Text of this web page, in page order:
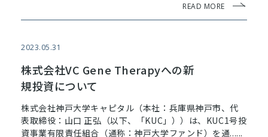
READ MORE
2023.05.31
株式会社VC Gene Therapyへの新
規投資について
株式会社神戸大学キャピタル（本社：兵庫県神戸市、代
表取締役：山口 正弘（以下、「KUC」））は、KUC1号投
資事業有限責任組合（通称：神戸大学ファンド）を通......